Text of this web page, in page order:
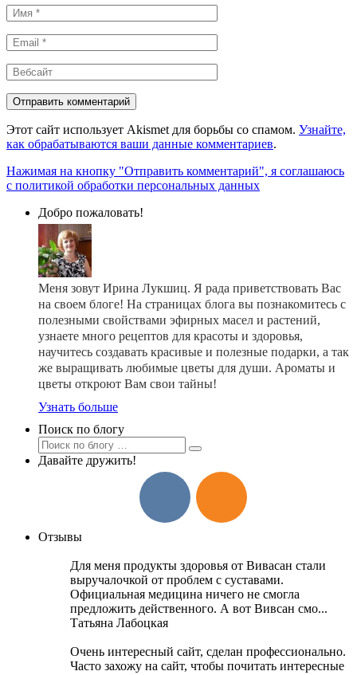
Имя
*
Email
*
Вебсайт
Этот сайт использует Akismet для борьбы со спамом. Узнайте,
как обрабатываются ваши данные комментариев.
Нажимая на кнопку "Отправить комментарий", я соглашаюсь
с политикой обработки персональных данных
Добро пожаловать!
Меня зовут Ирина Лукшиц. Я рада приветствовать Вас
на своем блоге! На страницах блога вы познакомитесь с
полезными свойствами эфирных масел и растений,
узнаете много рецептов для красоты и здоровья,
научитесь создавать красивые и полезные подарки, а так
же выращивать любимые цветы для души. Ароматы и
цветы откроют Вам свои тайны!
Узнать больше
Поиск по блогу
Давайте дружить!
Отзывы
Для меня продукты здоровья от Вивасан стали
выручалочкой от проблем с суставами.
Официальная медицина ничего не смогла
предложить действенного. А вот Вивсан смо...
Татьяна Лабоцкая
Очень интересный сайт, сделан профессионально.
Часто захожу на сайт, чтобы почитать интересные